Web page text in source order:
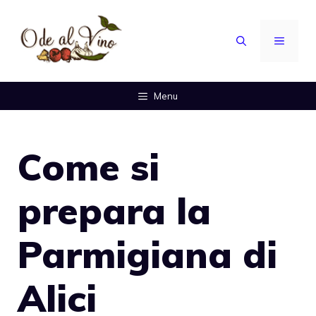
contenuto
MENU
Menu
Come si
prepara la
Parmigiana di
Alici